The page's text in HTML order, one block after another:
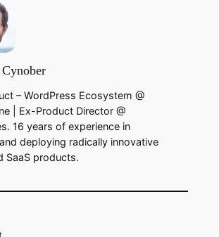
– WordPress Ecosystem @
| Ex-Product Director @
16 years of experience in
deploying radically innovative
SaaS products.